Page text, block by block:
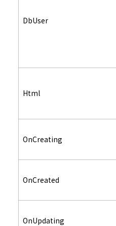
DbUser
Html
OnCreating
OnCreated
OnUpdating